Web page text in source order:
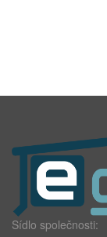
Sídlo společnosti: